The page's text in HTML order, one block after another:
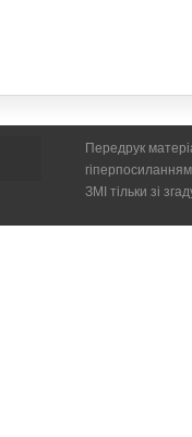
Передрук
ЗМІ тільки зі